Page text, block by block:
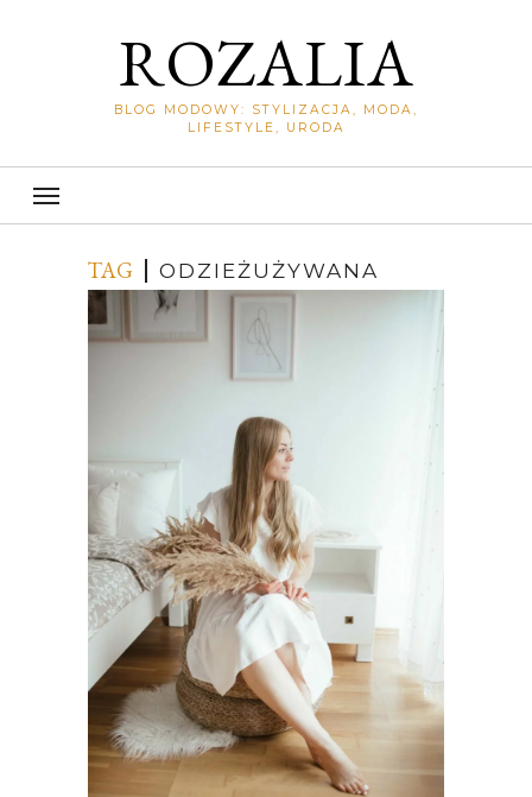
ROZALIA
BLOG MODOWY: STYLIZACJA, MODA,
LIFESTYLE, URODA
TAG ODZIEŻUŻYWANA